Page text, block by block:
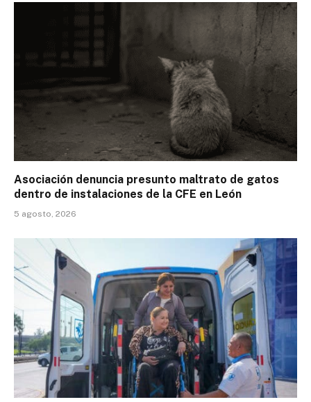
Asociación denuncia presunto maltrato de gatos
dentro de instalaciones de la CFE en León
5 agosto, 2026